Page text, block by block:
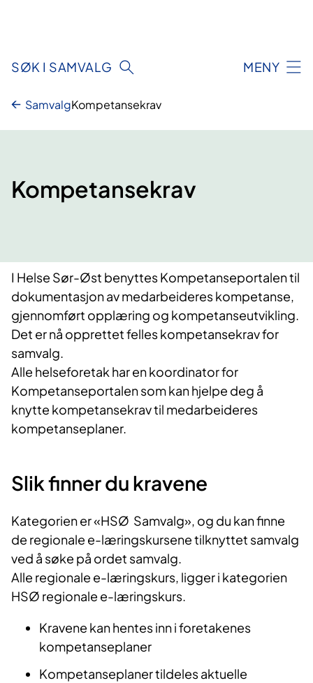
SØK I SAMVALG MENY
SamvalgKompetansekrav
Kompetansekrav
I Helse Sør-Øst benyttes Kompetanseportalen til
dokumentasjon av medarbeideres kompetanse,
gjennomført opplæring og kompetanseutvikling.
Det er nå opprettet felles kompetansekrav for
samvalg.
Alle helseforetak har en koordinator for
Kompetanseportalen som kan hjelpe deg å
knytte kompetansekrav til medarbeideres
kompetanseplaner.
Slik finner du kravene
Kategorien er «HSØ Samvalg», og du kan finne
de regionale e-læringskursene tilknyttet samvalg
ved å søke på ordet samvalg.
Alle regionale e-læringskurs, ligger i kategorien
HSØ regionale e-læringskurs.
Kravene kan hentes inn i foretakenes
kompetanseplaner
Kompetanseplaner tildeles aktuelle